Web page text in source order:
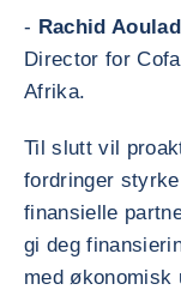
- Rachid
Director for
Afrika.
Til slutt vil
fordringer
finansielle
gi deg
med økonomisk